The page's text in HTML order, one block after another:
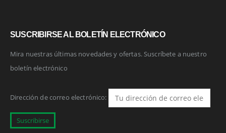
SUSCRIBIRSE AL BOLETÍN ELECTRÓNICO
Mira nuestras últimas novedades y ofertas. Suscríbete a nuestro
boletín electrónico
Dirección de correo electrónico: